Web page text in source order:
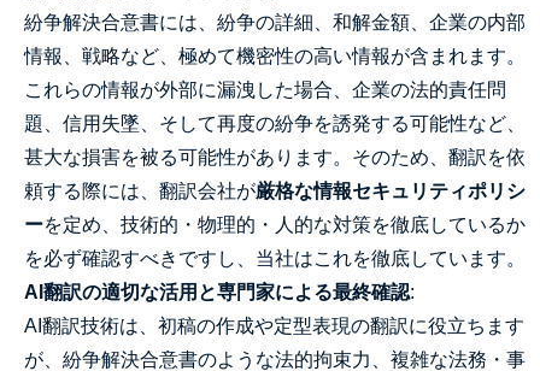
紛争解決合意書には、紛争の詳細、和解金額、企業の内部
情報、戦略など、極めて機密性の高い情報が含まれます。
これらの情報が外部に漏洩した場合、企業の法的責任問
題、信用失墜、そして再度の紛争を誘発する可能性など、
甚大な損害を被る可能性があります。そのため、翻訳を依
頼する際には、翻訳会社が厳格な情報セキュリティポリシ
ーを定め、技術的・物理的・人的な対策を徹底しているか
を必ず確認すべきですし、当社はこれを徹底しています。
AI翻訳の適切な活用と専門家による最終確認:
AI翻訳技術は、初稿の作成や定型表現の翻訳に役立ちます
が、紛争解決合意書のような法的拘束力、複雑な法務・事